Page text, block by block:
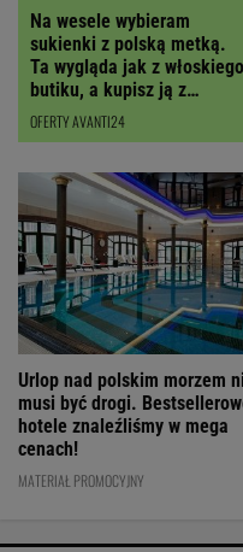
Na wesele wybieram
sukienki z polską metką.
Ta wygląda jak z włoskiego
butiku, a kupisz ją z
RABATEM
OFERTY AVANTI24
Urlop nad polskim morzem
musi być drogi.
hotele znaleźliśmy w mega
cenach!
MATERIAŁ PROMOCYJNY